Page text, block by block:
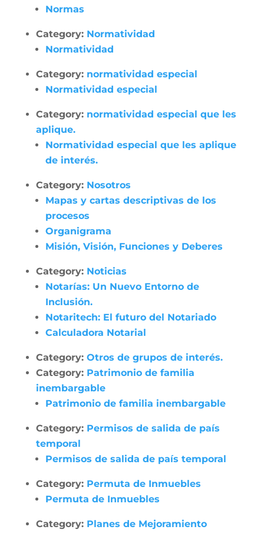
Normas
Category: Normatividad
Normatividad
Category: normatividad especial
Normatividad especial
Category: normatividad especial que les
aplique.
Normatividad especial que les aplique
de interés.
Category: Nosotros
Mapas y cartas descriptivas de los
procesos
Organigrama
Misión, Visión, Funciones y Deberes
Category: Noticias
Notarías: Un Nuevo Entorno de
Inclusión.
Notaritech: El futuro del Notariado
Calculadora Notarial
Category: Otros de grupos de interés.
Category: Patrimonio de familia
inembargable
Patrimonio de familia inembargable
Category: Permisos de salida de país
temporal
Permisos de salida de país temporal
Category: Permuta de Inmuebles
Permuta de Inmuebles
Category: Planes de Mejoramiento